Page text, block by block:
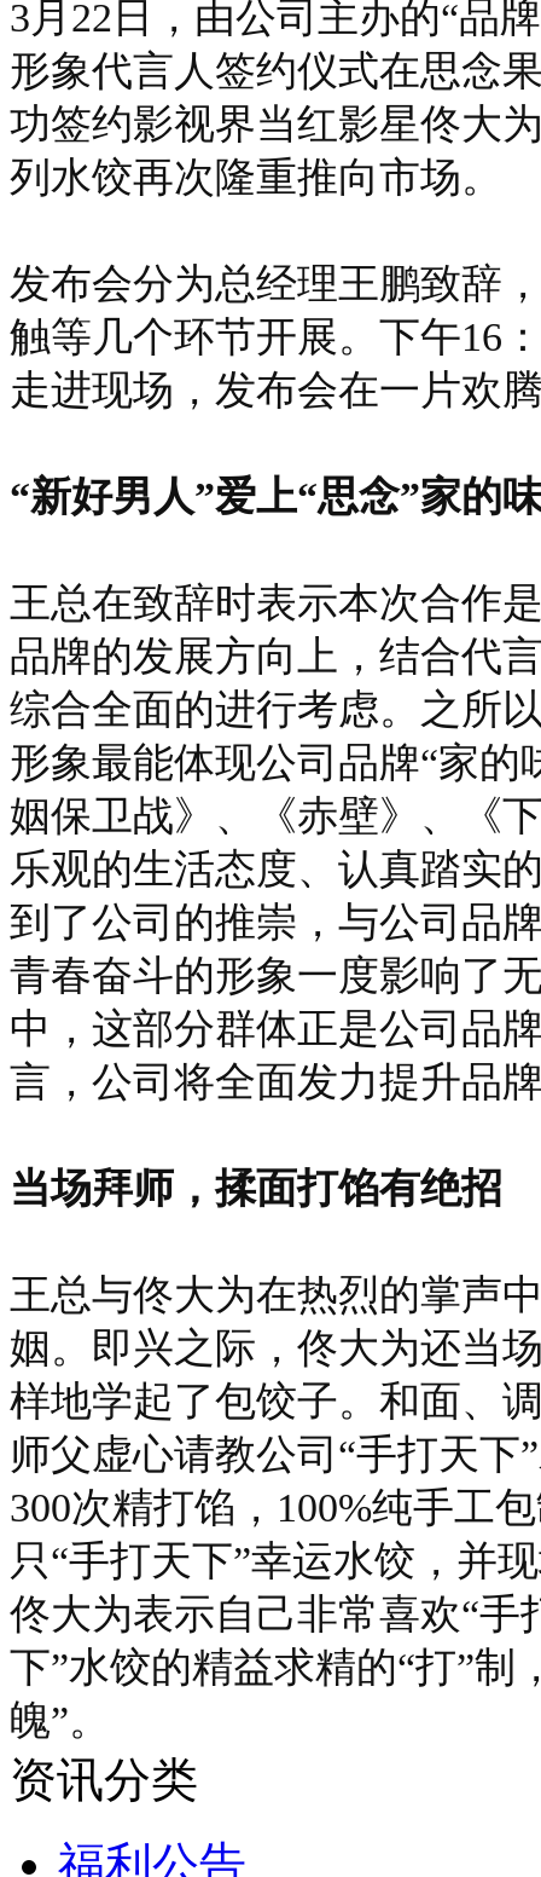
3月22日，由公司主办的“品
形象代言人签约仪式在思念
功签约影视界当红影星佟大
列水饺再次隆重推向市场。
发布会分为总经理王鹏致辞
触等几个环节开展。下午16
走进现场，发布会在一片欢
“新好男人”爱上“思念”家的
王总在致辞时表示本次合作
品牌的发展方向上，结合代
综合全面的进行考虑。之所
形象最能体现公司品牌“家
姻保卫战》、《赤壁》、《
乐观的生活态度、认真踏实
到了公司的推崇，与公司品
青春奋斗的形象一度影响了
中，这部分群体正是公司品
言，公司将全面发力提升品
当场拜师，揉面打馅有绝招
王总与佟大为在热烈的掌声
姻。即兴之际，佟大为还当
样地学起了包饺子。和面、
师父虚心请教公司“手打天下
300次精打馅，100%纯手工
只“手打天下”幸运水饺，并
佟大为表示自己非常喜欢“手
下”水饺的精益求精的“打”
魄”。
资讯分类
福利公告